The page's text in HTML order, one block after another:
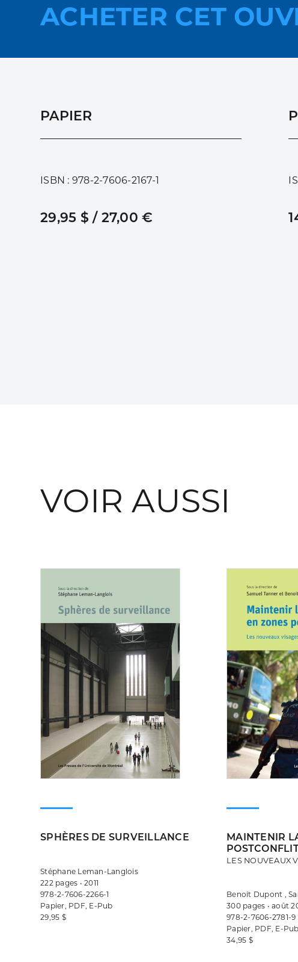
ACHETER CET
PAPIER
ISBN : 978-2-7606-2167-1
29,95 $ / 27,00 €
VOIR AUSSI
SPHÈRES DE SURVEILLANCE
Stéphane Leman-Langlois
222 pages • 2011
978-2-7606-2266-1
Papier, PDF, E-Pub
29,95 $
MAINTENIR
LES NOUVEAUX
Benoit Dupont ,
300 pages • août
978-2-7606-2781-9
Papier, PDF, E-Pub
34,95 $